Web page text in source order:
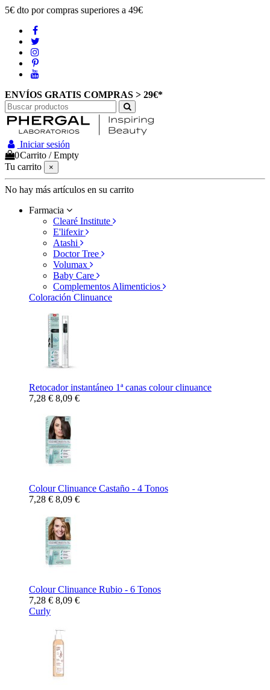
5€ dto por compras superiores a 49€
ENVÍOS GRATIS COMPRAS > 29€*
Iniciar sesión
0Carrito /Empty
Tu carrito
×
No hay más artículos en su carrito
Farmacia
Clearé Institute
E'lifexir
Atashi
Doctor Tree
Volumax
Baby Care
Complementos Alimenticios
Coloración Clinuance
Retocador instantáneo 1ª canas colour clinuance
7,28 € 8,09 €
Colour Clinuance Castaño - 4 Tonos
7,28 € 8,09 €
Colour Clinuance Rubio - 6 Tonos
7,28 € 8,09 €
Curly